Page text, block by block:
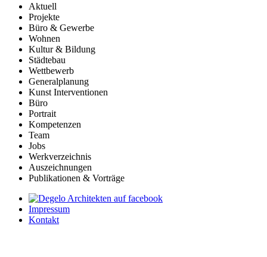
Aktuell
Projekte
Büro & Gewerbe
Wohnen
Kultur & Bildung
Städtebau
Wettbewerb
Generalplanung
Kunst Interventionen
Büro
Portrait
Kompetenzen
Team
Jobs
Werkverzeichnis
Auszeichnungen
Publikationen & Vorträge
Impressum
Kontakt